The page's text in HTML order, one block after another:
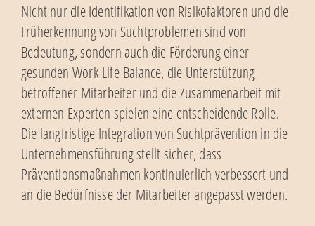
Nicht nur die Identifikation von Risikofaktoren und die
Früherkennung von Suchtproblemen sind von
Bedeutung, sondern auch die Förderung einer
gesunden Work-Life-Balance, die Unterstützung
betroffener Mitarbeiter und die Zusammenarbeit mit
externen Experten spielen eine entscheidende Rolle.
Die langfristige Integration von Suchtprävention in die
Unternehmensführung stellt sicher, dass
Präventionsmaßnahmen kontinuierlich verbessert und
an die Bedürfnisse der Mitarbeiter angepasst werden.